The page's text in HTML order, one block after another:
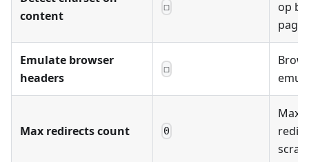
content
☐
op
Emulate browser
headers
☐
Max redirects count 0